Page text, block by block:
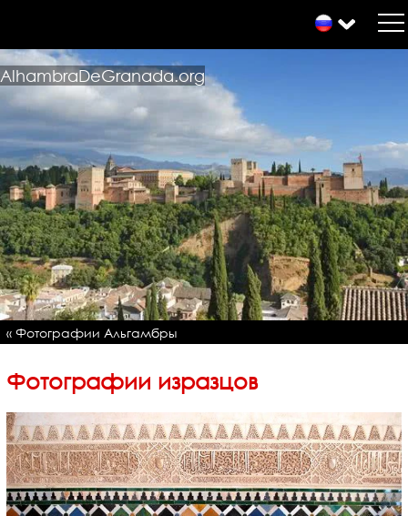
AlhambraDeGranada.org
« Фотографии Альгамбры
Фотографии изразцов